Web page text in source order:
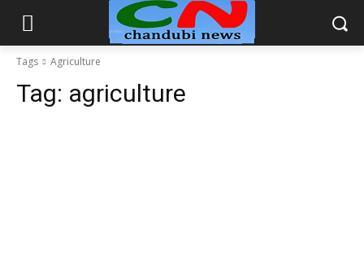
Tags Agriculture
Tag: agriculture